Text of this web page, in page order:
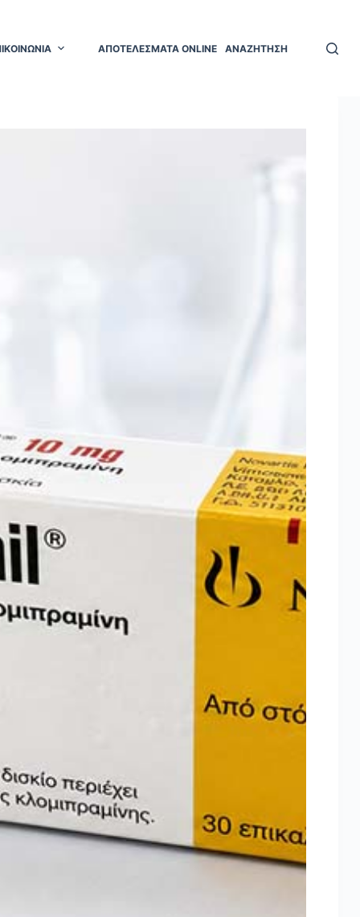
ΑΠΟΤΕΛΕΣΜΑΤΑ ONLINE ΑΝΑΖΗΤΗΣΗ